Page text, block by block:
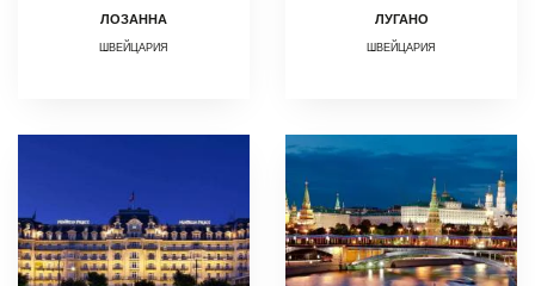
ЛОЗАННА
ШВЕЙЦАРИЯ
ЛУГАНО
ШВЕЙЦАРИЯ